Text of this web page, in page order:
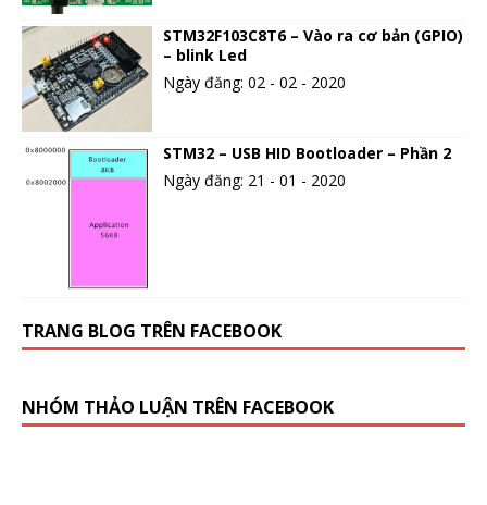
STM32F103C8T6 – Vào ra cơ bản (GPIO)
– blink Led
Ngày đăng: 02 - 02 - 2020
STM32 – USB HID Bootloader – Phần 2
Ngày đăng: 21 - 01 - 2020
TRANG BLOG TRÊN FACEBOOK
NHÓM THẢO LUẬN TRÊN FACEBOOK